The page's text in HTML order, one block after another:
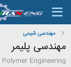
مهندسی شیمی
مهندسی پلیمر
Polymer Engineering